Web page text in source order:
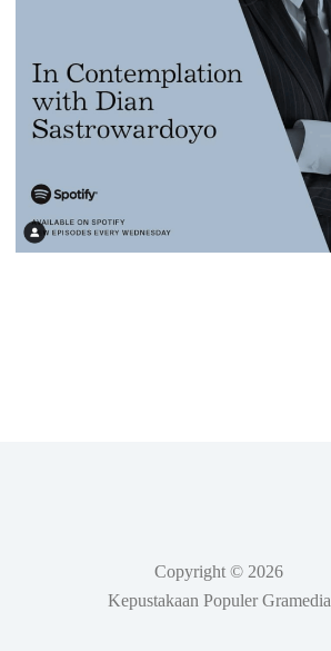
Copyright © 2026
Kepustakaan Populer Gramedia